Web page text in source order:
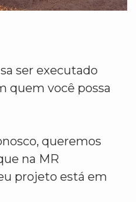
ser executado
quem você possa
queremos
na MR
projeto está em